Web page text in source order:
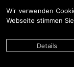
Wir verwenden
Webseite stimmen
Details